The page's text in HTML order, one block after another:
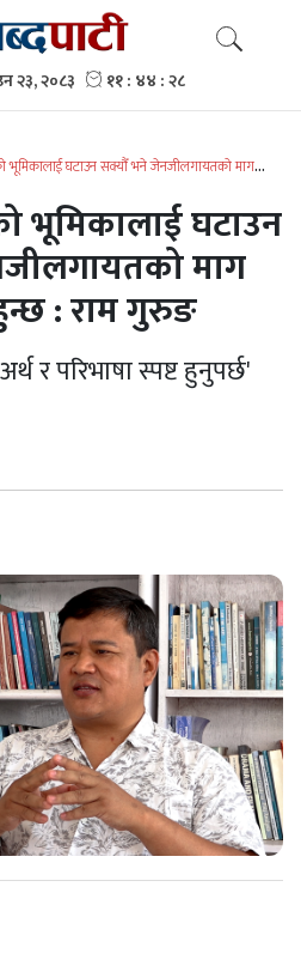
भूमिकालाई घटाउन सक्यौँ भने जेनजीलगायतको माग
भूमिकालाई घटाउन
माग
: राम गुरुङ
र परिभाषा स्पष्ट हुनुपर्छ'